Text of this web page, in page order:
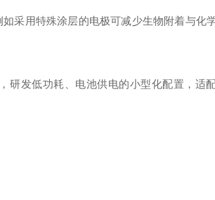
采用特殊涂层的电极可减少生物附着与化
研发低功耗、电池供电的小型化配置，适